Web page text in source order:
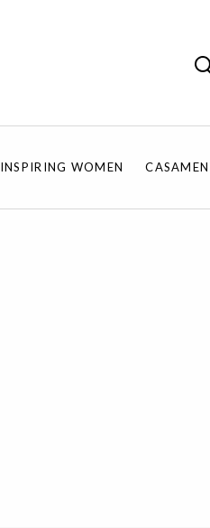
INSPIRING WOMEN